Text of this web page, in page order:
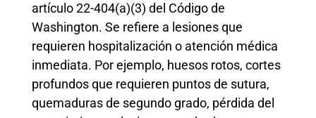
artículo 22-404(a)(3) del Código de
Washington. Se refiere a lesiones que
requieren hospitalización o atención médica
inmediata. Por ejemplo, huesos rotos, cortes
profundos que requieren puntos de sutura,
quemaduras de segundo grado, pérdida del